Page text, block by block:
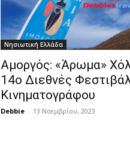
Νησιωτική Ελλάδα
Αμοργός: «Άρωμα»
14ο Διεθνές
Κινηματογράφου
Debbie - 13 Νοεμβρίου, 2023